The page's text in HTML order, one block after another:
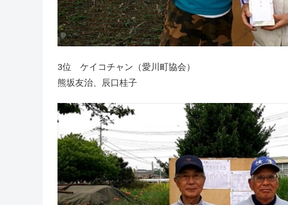
3位 ケイコチャン（愛川町協会）
熊坂友治、辰口桂子